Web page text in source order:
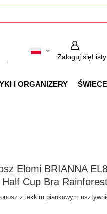
Zaloguj się
I ORGANIZERY
Elomi BRIANNA
Half Cup Bra Rainforest
z lekkim piankowym